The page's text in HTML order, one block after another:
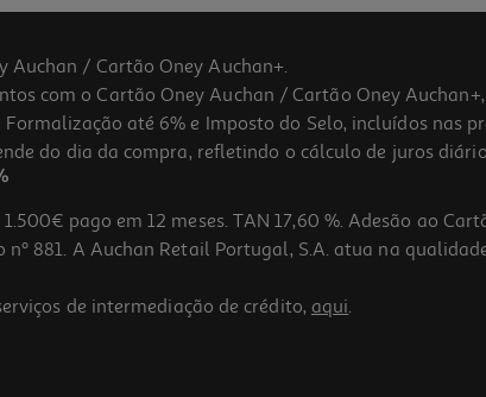
Auchan / Cartão Oney Auchan+.
com o Cartão Oney Auchan / Cartão Oney
até 6% e Imposto do Selo, incluídos nas
do dia da compra, refletindo o cálculo de juros
pago em 12 meses. TAN 17,60 %. Adesão ao
881. A Auchan Retail Portugal, S.A. atua na
de intermediação de crédito, aqui.